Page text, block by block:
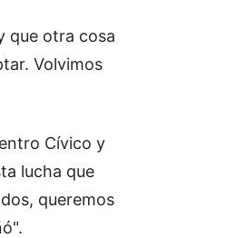
que otra cosa
Volvimos
Cívico y
lucha que
queremos